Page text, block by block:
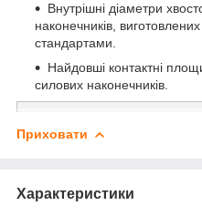
Внутрішні діаметри
наконечників,
стандартами.
Найдовші контактні
силових наконечників.
Приховати
Характеристики